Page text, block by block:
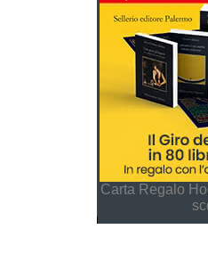
Carta Regalo